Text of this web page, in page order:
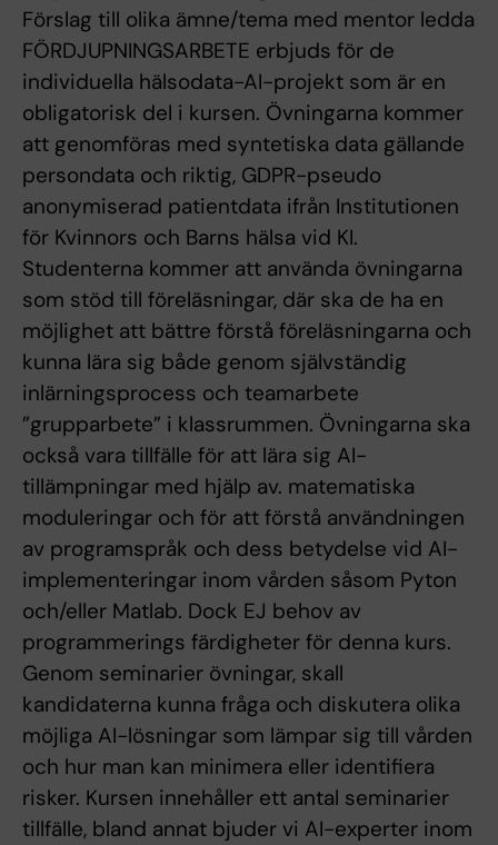
Förslag till olika ämne/tema med mentor ledda
FÖRDJUPNINGSARBETE erbjuds för de
individuella hälsodata-AI-projekt som är en
obligatorisk del i kursen. Övningarna kommer
att genomföras med syntetiska data gällande
persondata och riktig, GDPR-pseudo
anonymiserad patientdata ifrån Institutionen
för Kvinnors och Barns hälsa vid KI.
Studenterna kommer att använda övningarna
som stöd till föreläsningar, där ska de ha en
möjlighet att bättre förstå föreläsningarna och
kunna lära sig både genom självständig
inlärningsprocess och teamarbete
”grupparbete” i klassrummen. Övningarna ska
också vara tillfälle för att lära sig AI-
tillämpningar med hjälp av. matematiska
moduleringar och för att förstå användningen
av programspråk och dess betydelse vid AI-
implementeringar inom vården såsom Pyton
och/eller Matlab. Dock EJ behov av
programmerings färdigheter för denna kurs.
Genom seminarier övningar, skall
kandidaterna kunna fråga och diskutera olika
möjliga AI-lösningar som lämpar sig till vården
och hur man kan minimera eller identifiera
risker. Kursen innehåller ett antal seminarier
tillfälle, bland annat bjuder vi AI-experter inom